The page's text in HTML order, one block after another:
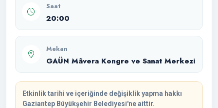
Saat
20:00
Mekan
GAÜN Mâvera Kongre ve Sanat Merkezi
Etkinlik tarihi ve içeriğinde değişiklik yapma hakkı
Gaziantep Büyükşehir Belediyesi'ne aittir.